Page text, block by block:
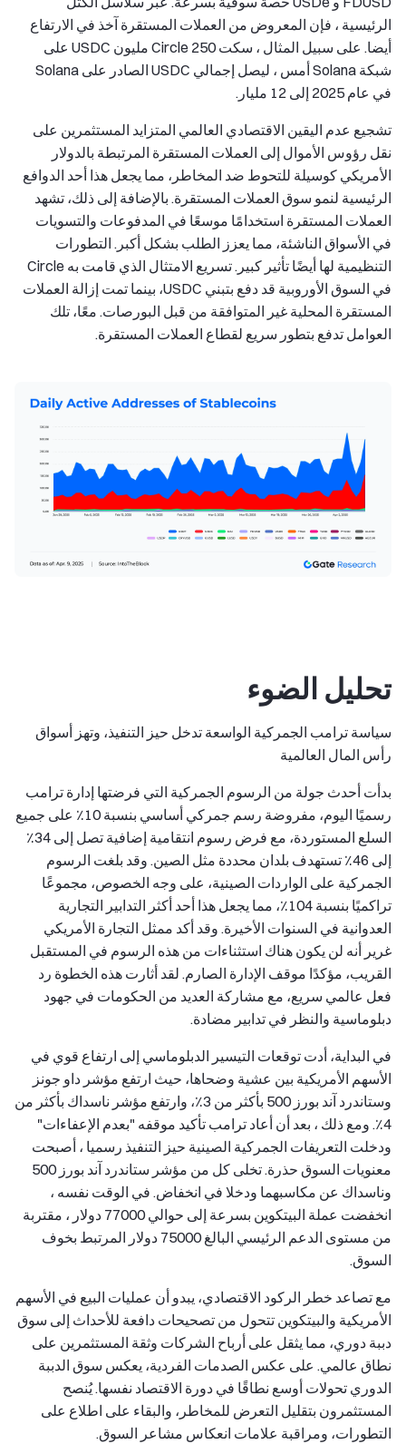
الرئيسية ، فإن المعروض من العملات المستقرة آخذ في الارتفاع
أيضا. على سبيل المثال ، سكت Circle 250 مليون USDC على
شبكة Solana أمس ، ليصل إجمالي USDC الصادر على Solana
في عام 2025 إلى 12 مليار.
تشجيع عدم اليقين الاقتصادي العالمي المتزايد المستثمرين على
نقل رؤوس الأموال إلى العملات المستقرة المرتبطة بالدولار
الأمريكي كوسيلة للتحوط ضد المخاطر، مما يجعل هذا أحد الدوافع
الرئيسية لنمو سوق العملات المستقرة. بالإضافة إلى ذلك، تشهد
العملات المستقرة استخدامًا موسعًا في المدفوعات والتسويات
في الأسواق الناشئة، مما يعزز الطلب بشكل أكبر. التطورات
التنظيمية لها أيضًا تأثير كبير. تسريع الامتثال الذي قامت به Circle
في السوق الأوروبية قد دفع بتبني USDC، بينما تمت إزالة العملات
المستقرة المحلية غير المتوافقة من قبل البورصات. معًا، تلك
العوامل تدفع بتطور سريع لقطاع العملات المستقرة.
تحليل الضوء
سياسة ترامب الجمركية الواسعة تدخل حيز التنفيذ، وتهز أسواق
رأس المال العالمية
بدأت أحدث جولة من الرسوم الجمركية التي فرضتها إدارة ترامب
رسميًا اليوم، مفروضة رسم جمركي أساسي بنسبة 10٪ على جميع
السلع المستوردة، مع فرض رسوم انتقامية إضافية تصل إلى 34٪
إلى 46٪ تستهدف بلدان محددة مثل الصين. وقد بلغت الرسوم
الجمركية على الواردات الصينية، على وجه الخصوص، مجموعًا
تراكميًا بنسبة 104٪، مما يجعل هذا أحد أكثر التدابير التجارية
العدوانية في السنوات الأخيرة. وقد أكد ممثل التجارة الأمريكي
غرير أنه لن يكون هناك استثناءات من هذه الرسوم في المستقبل
القريب، مؤكدًا موقف الإدارة الصارم. لقد أثارت هذه الخطوة رد
فعل عالمي سريع، مع مشاركة العديد من الحكومات في جهود
دبلوماسية والنظر في تدابير مضادة.
في البداية، أدت توقعات التيسير الدبلوماسي إلى ارتفاع قوي في
الأسهم الأمريكية بين عشية وضحاها، حيث ارتفع مؤشر داو جونز
وستاندرد آند بورز 500 بأكثر من 3٪، وارتفع مؤشر ناسداك بأكثر من
4٪. ومع ذلك ، بعد أن أعاد ترامب تأكيد موقفه "بعدم الإعفاءات"
ودخلت التعريفات الجمركية الصينية حيز التنفيذ رسميا ، أصبحت
معنويات السوق حذرة. تخلى كل من مؤشر ستاندرد آند بورز 500
وناسداك عن مكاسبهما ودخلا في انخفاض. في الوقت نفسه ،
انخفضت عملة البيتكوين بسرعة إلى حوالي 77000 دولار ، مقتربة
من مستوى الدعم الرئيسي البالغ 75000 دولار المرتبط بخوف
السوق.
مع تصاعد خطر الركود الاقتصادي، يبدو أن عمليات البيع في الأسهم
الأمريكية والبيتكوين تتحول من تصحيحات دافعة للأحداث إلى سوق
دببة دوري، مما يثقل على أرباح الشركات وثقة المستثمرين على
نطاق عالمي. على عكس الصدمات الفردية، يعكس سوق الدببة
الدوري تحولات أوسع نطاقًا في دورة الاقتصاد نفسها. يُنصح
المستثمرون بتقليل التعرض للمخاطر، والبقاء على اطلاع على
التطورات، ومراقبة علامات انعكاس مشاعر السوق.